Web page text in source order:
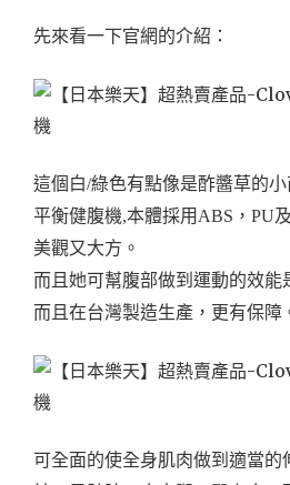
先來看一下官網的介紹：
這個白/綠色有點像是酢醬草的小
平衡健腹機,本體採用ABS，PU
美觀又大方。
而且她可幫腹部做到運動的效能
而且在台灣製造生產，更有保障
可全面的使全身肌肉做到適當的